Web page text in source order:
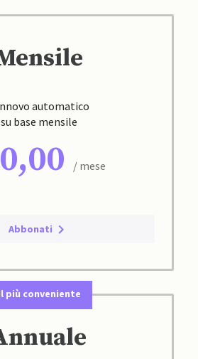
automatico
su base mensile
/ mese
Abbonati
più conveniente